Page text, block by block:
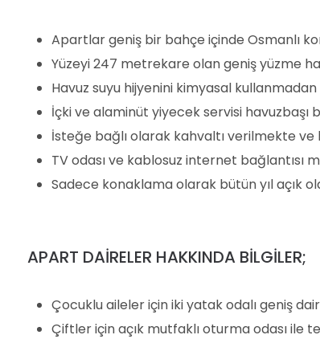
Apartlar geniş bir bahçe içinde Osmanlı
Yüzeyi 247 metrekare olan geniş yüzme
Havuz suyu hijyenini kimyasal
İçki ve alaminüt yiyecek servisi havuzbaşı
İsteğe bağlı olarak kahvaltı verilmekte ve
TV odası ve kablosuz internet bağlantısı
Sadece konaklama olarak bütün yıl açık
APART DAİRELER HAKKINDA BİLGİLER;
Çocuklu aileler için iki yatak odalı geniş
Çiftler için açık mutfaklı oturma odası ile